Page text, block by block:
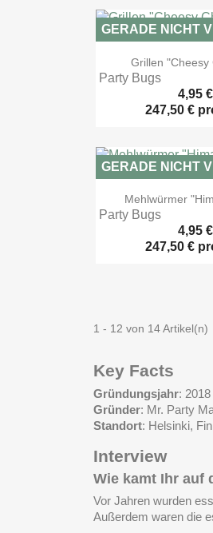

Grillen "Cheesy
Party Bugs
4,95 €
247,50 €
GERADE NICHT

Mehlwürmer
Party Bugs
4,95 €
247,50 €
GERADE NICHT
1 - 12 von 14 Artikel(n)
Key Facts
Gründungsjahr: 2018
Gründer: Mr. Party
Standort: Helsinki,
Interview
Wie kamt Ihr auf
Vor Jahren wurden
Außerdem waren die